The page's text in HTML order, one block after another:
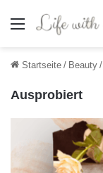
Menü
Startseite / Beauty /
Ausprobiert